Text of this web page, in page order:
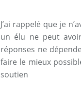
J’ai rappelé que je
un élu ne peut
réponses ne
faire le mieux
soutien